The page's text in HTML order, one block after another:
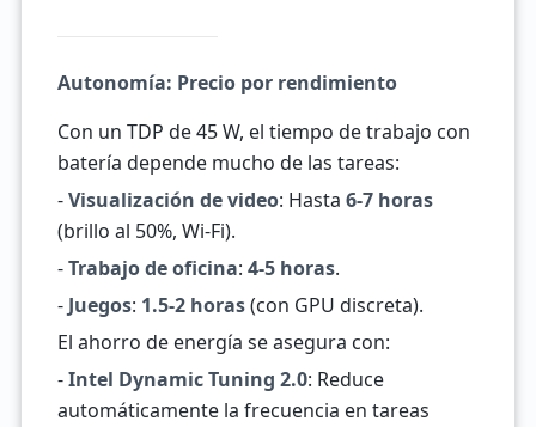
Autonomía: Precio por rendimiento
Con un TDP de 45 W, el tiempo de trabajo con
batería depende mucho de las tareas:
-Visualización de video: Hasta 6-7 horas
(brillo al 50%, Wi-Fi).
-Trabajo de oficina: 4-5 horas.
- Juegos: 1.5-2 horas(con GPU discreta).
El ahorro de energía se asegura con:
-Intel Dynamic Tuning 2.0: Reduce
automáticamente la frecuencia en tareas